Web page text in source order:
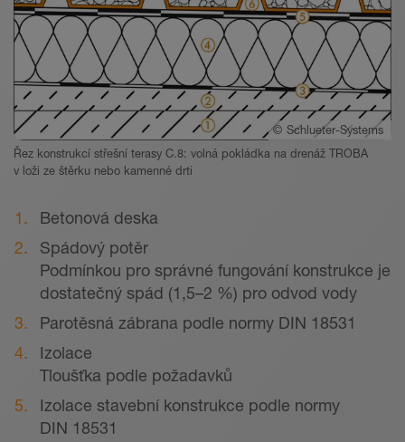
© Schlueter-Systems
Řez konstrukcí střešní terasy C.8: volná pokládka na drenáž TROBA
v loži ze štěrku nebo kamenné drti
Betonová deska
Spádový potěr
Podmínkou pro správné fungování konstrukce je
dostatečný spád (1,5–2 %) pro odvod vody
Parotěsná zábrana podle normy DIN 18531
Izolace
Tloušťka podle požadavků
Izolace stavební konstrukce podle normy
DIN 18531